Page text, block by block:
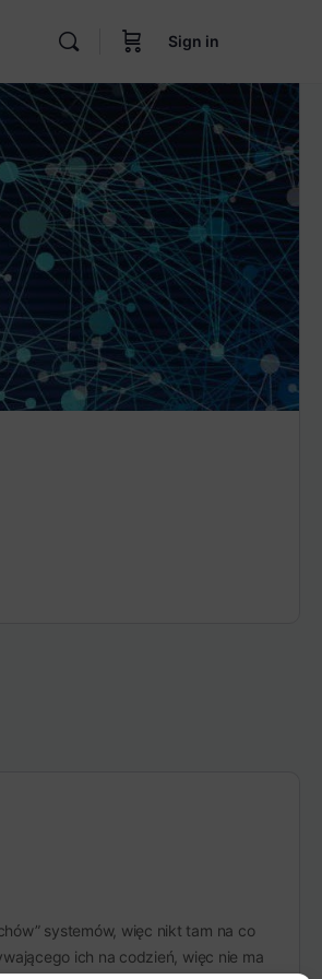
Sign in
systemów, więc nikt tam na co
ich na codzień, więc nie ma